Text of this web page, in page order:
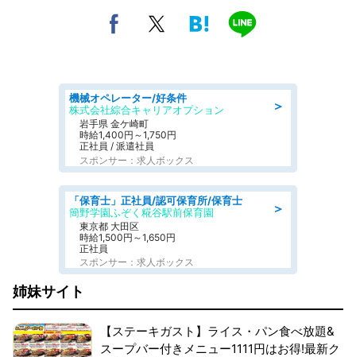
＞
機械オペレーター/好条件
株式会社綜合キャリアオプション
岩手県 金ケ崎町
時給1,400円～1,750円
正社員 / 派遣社員
スポンサー：求人ボックス
＞
「保育士」正社員/認可保育所/保育士
簡野学園ふぞく糀谷駅前保育園
東京都 大田区
時給1,500円～1,650円
正社員
スポンサー：求人ボックス
姉妹サイト
【ステーキガスト】ライス・パン食べ放題&
スープバー付きメニュー1111円はお得!最新ク